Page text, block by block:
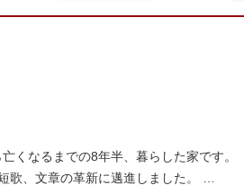
くなるまでの8年半、暮らした家です。
歌、文章の革新に邁進しました。